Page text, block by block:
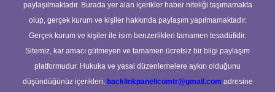
paylaşılmaktadır. Burada yer alan içerikler haber niteliği taşımamakta
olup, gerçek kurum ve kişiler hakkında paylaşım yapılmamaktadır.
Gerçek kurum ve kişiler ile isim benzerlikleri tamamen tesadüfidir.
Sitemiz, kar amacı gütmeyen ve tamamen ücretsiz bir bilgi paylaşım
platformudur. Hukuka ve yasal düzenlemelere aykırı olduğunu
düşündüğünüz içerikleri, backlinkpanelicomtr@gmail.com adresine